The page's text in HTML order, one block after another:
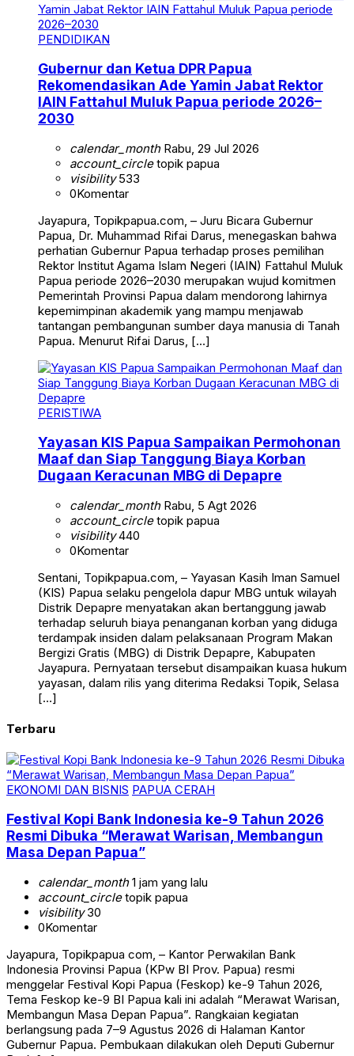
PENDIDIKAN
Gubernur dan Ketua DPR Papua
Rekomendasikan Ade Yamin Jabat Rektor
IAIN Fattahul Muluk Papua periode 2026–
2030
calendar_monthRabu, 29 Jul 2026
account_circletopik papua
visibility533
0Komentar
Jayapura, Topikpapua.com, – Juru Bicara Gubernur
Papua, Dr. Muhammad Rifai Darus, menegaskan bahwa
perhatian Gubernur Papua terhadap proses pemilihan
Rektor Institut Agama Islam Negeri (IAIN) Fattahul Muluk
Papua periode 2026–2030 merupakan wujud komitmen
Pemerintah Provinsi Papua dalam mendorong lahirnya
kepemimpinan akademik yang mampu menjawab
tantangan pembangunan sumber daya manusia di Tanah
Papua. Menurut Rifai Darus, […]
PERISTIWA
Yayasan KIS Papua Sampaikan Permohonan
Maaf dan Siap Tanggung Biaya Korban
Dugaan Keracunan MBG di Depapre
calendar_monthRabu, 5 Agt 2026
account_circletopik papua
visibility440
0Komentar
Sentani, Topikpapua.com, – Yayasan Kasih Iman Samuel
(KIS) Papua selaku pengelola dapur MBG untuk wilayah
Distrik Depapre menyatakan akan bertanggung jawab
terhadap seluruh biaya penanganan korban yang diduga
terdampak insiden dalam pelaksanaan Program Makan
Bergizi Gratis (MBG) di Distrik Depapre, Kabupaten
Jayapura. Pernyataan tersebut disampaikan kuasa hukum
yayasan, dalam rilis yang diterima Redaksi Topik, Selasa
[…]
Terbaru
EKONOMI DAN BISNIS PAPUA CERAH
Festival Kopi Bank Indonesia ke-9 Tahun 2026
Resmi Dibuka “Merawat Warisan, Membangun
Masa Depan Papua”
calendar_month1 jam yang lalu
account_circletopik papua
visibility30
0Komentar
Jayapura, Topikpapua com, – Kantor Perwakilan Bank
Indonesia Provinsi Papua (KPw BI Prov. Papua) resmi
menggelar Festival Kopi Papua (Feskop) ke-9 Tahun 2026,
Tema Feskop ke-9 BI Papua kali ini adalah “Merawat Warisan,
Membangun Masa Depan Papua”. Rangkaian kegiatan
berlangsung pada 7–9 Agustus 2026 di Halaman Kantor
Gubernur Papua. Pembukaan dilakukan oleh Deputi Gubernur